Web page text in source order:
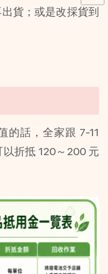
貨；或是改採貨到
的話，全家跟 7-11
折抵 120～200 元